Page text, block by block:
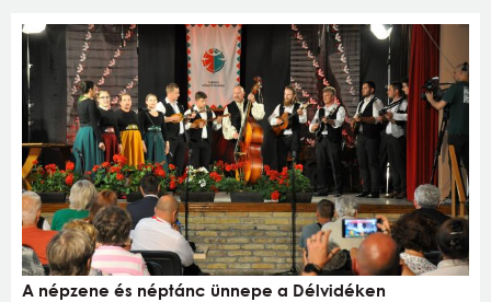
A népzene és néptánc ünnepe a Délvidéken